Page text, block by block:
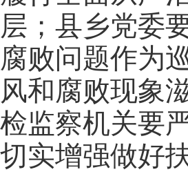
层；县乡党委
腐败问题作为
风和腐败现象
检监察机关要
切实增强做好